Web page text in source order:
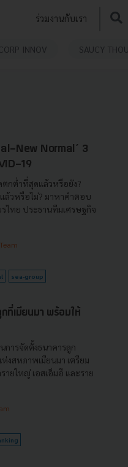
ร่วมงานกับเรา
INNOV SAUCY
New Normal’ 3
19
ตกต่ำที่สุดแล้วหรือยัง?
แล้วหรือไม่? มาหาคำตอบ
ไทย ประธานทีมเศรษฐกิจ
sea-group
ที่เมียนมา พร้อมให้
ารจัดตั้งธนาคารลูก
งสหภาพเมียนมา เตรียม
ายใหญ่ เอสเอ็มอี และราย